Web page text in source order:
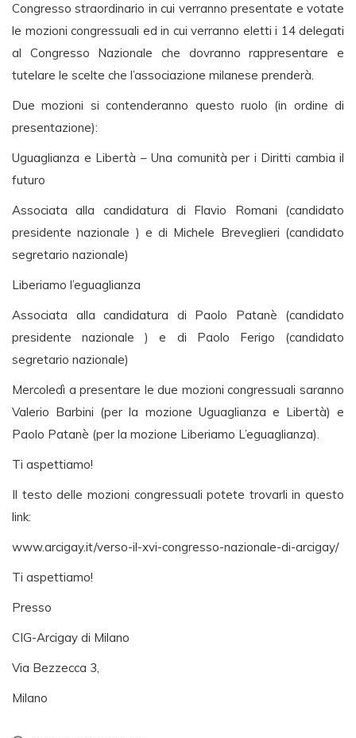
Congresso straordinario in cui verranno presentate e votate
le mozioni congressuali ed in cui verranno eletti i 14 delegati
al Congresso Nazionale che dovranno rappresentare e
tutelare le scelte che l’associazione milanese prenderà.
Due mozioni si contenderanno questo ruolo (in ordine di
presentazione):
Uguaglianza e Libertà – Una comunità per i Diritti cambia il
futuro
Associata alla candidatura di Flavio Romani (candidato
presidente nazionale ) e di Michele Breveglieri (candidato
segretario nazionale)
Liberiamo l’eguaglianza
Associata alla candidatura di Paolo Patanè (candidato
presidente nazionale ) e di Paolo Ferigo (candidato
segretario nazionale)
Mercoledì a presentare le due mozioni congressuali saranno
Valerio Barbini (per la mozione Uguaglianza e Libertà) e
Paolo Patanè (per la mozione Liberiamo L’eguaglianza).
Ti aspettiamo!
Il testo delle mozioni congressuali potete trovarli in questo
link:
www.arcigay.it/verso-il-xvi-congresso-nazionale-di-arcigay/
Ti aspettiamo!
Presso
CIG-Arcigay di Milano
Via Bezzecca 3,
Milano